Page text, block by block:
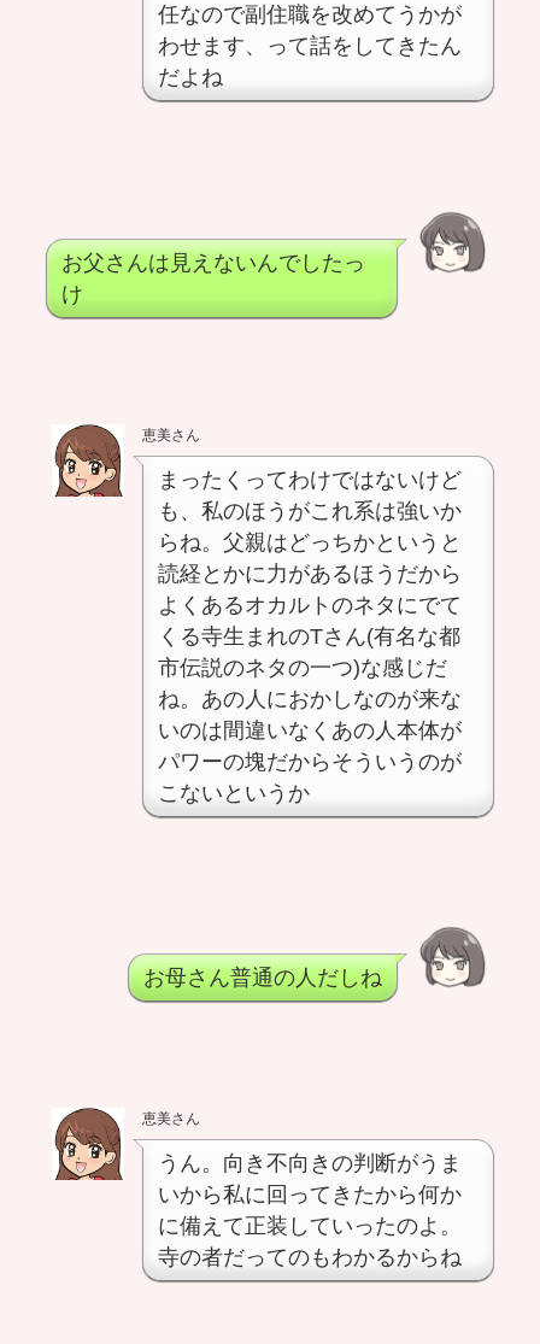
任なので副住職を改めてうかが
わせます、って話をしてきたん
だよね
お父さんは見えないんでしたっ
け
恵美さん
まったくってわけではないけど
も、私のほうがこれ系は強いか
らね。父親はどっちかというと
読経とかに力があるほうだから
よくあるオカルトのネタにでて
くる寺生まれのTさん(有名な都
市伝説のネタの一つ)な感じだ
ね。あの人におかしなのが来な
いのは間違いなくあの人本体が
パワーの塊だからそういうのが
こないというか
お母さん普通の人だしね
恵美さん
うん。向き不向きの判断がうま
いから私に回ってきたから何か
に備えて正装していったのよ。
寺の者だってのもわかるからね